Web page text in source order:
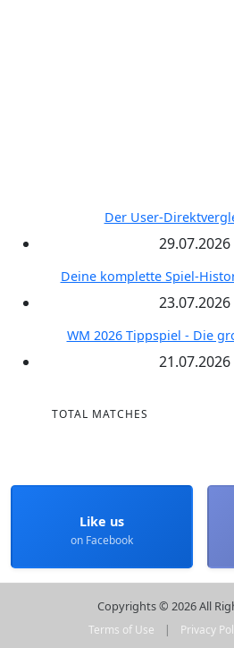
Der User-
Deine komplette Spiel-
WM 2026 Tippspiel - Die
21.07.2026
TOTAL MATCHES
Like us
on Facebook
Copyrights © 2026 All
Terms of Use | Privacy